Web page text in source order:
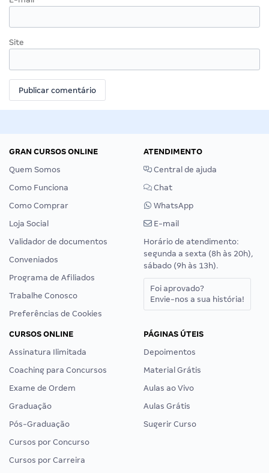
Site
GRAN CURSOS ONLINE
Quem Somos
Como Funciona
Como Comprar
Loja Social
Validador de documentos
Conveniados
Programa de Afiliados
Trabalhe Conosco
Preferências de Cookies
ATENDIMENTO
Central de ajuda
Chat
WhatsApp
E-mail
Horário de atendimento:
segunda a sexta (8h às 20h),
sábado (9h às 13h).
Foi aprovado?
Envie-nos a sua história!
CURSOS ONLINE
Assinatura Ilimitada
Coaching para Concursos
Exame de Ordem
Graduação
Pós-Graduação
Cursos por Concurso
Cursos por Carreira
PÁGINAS ÚTEIS
Depoimentos
Material Grátis
Aulas ao Vivo
Aulas Grátis
Sugerir Curso